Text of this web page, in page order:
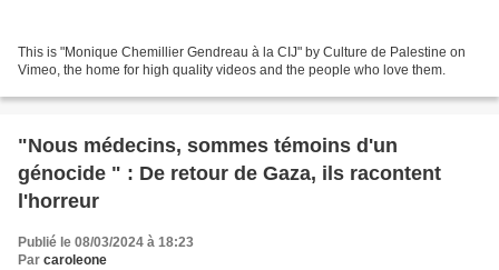
This is "Monique Chemillier Gendreau à la CIJ" by Culture de Palestine on
Vimeo, the home for high quality videos and the people who love them.
"Nous médecins, sommes témoins d'un
génocide " : De retour de Gaza, ils racontent
l'horreur
Publié le 08/03/2024 à 18:23
Par caroleone